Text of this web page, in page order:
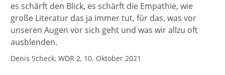
es schärft den Blick, es schärft die Empathie, wie
große Literatur das ja immer tut, für das, was vor
unseren Augen vor sich geht und was wir allzu oft
ausblenden.
Denis Scheck, WDR 2, 10. Oktober 2021